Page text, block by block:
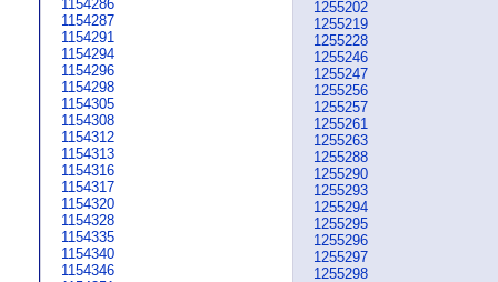
1154286
1154287
1154291
1154294
1154296
1154298
1154305
1154308
1154312
1154313
1154316
1154317
1154320
1154328
1154335
1154340
1154346
1255202
1255219
1255228
1255246
1255247
1255256
1255257
1255261
1255263
1255288
1255290
1255293
1255294
1255295
1255296
1255297
1255298